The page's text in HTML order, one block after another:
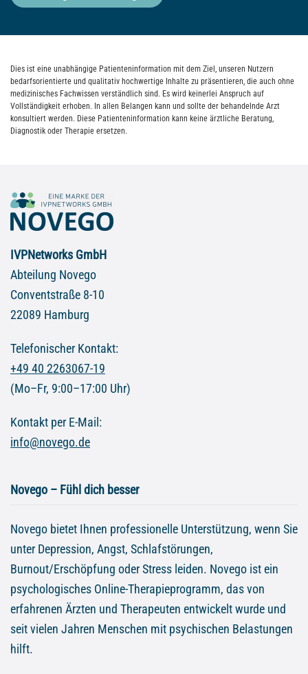
Dies ist eine unabhängige Patienteninformation mit dem Ziel, unseren Nutzern
bedarfsorientierte und qualitativ hochwertige Inhalte zu präsentieren, die auch ohne
medizinisches Fachwissen verständlich sind. Es wird keinerlei Anspruch auf
Vollständigkeit erhoben. In allen Belangen kann und sollte der behandelnde Arzt
konsultiert werden. Diese Patienteninformation kann keine ärztliche Beratung,
Diagnostik oder Therapie ersetzen.
IVPNetworks GmbH
Abteilung Novego
Conventstraße 8-10
22089 Hamburg
Telefonischer Kontakt:
+49 40 2263067-19
(Mo–Fr, 9:00–17:00 Uhr)
Kontakt per E-Mail:
info@novego.de
Novego – Fühl dich besser
Novego bietet Ihnen professionelle Unterstützung, wenn Sie
unter Depression, Angst, Schlafstörungen,
Burnout/Erschöpfung oder Stress leiden. Novego ist ein
psychologisches Online-Therapieprogramm, das von
erfahrenen Ärzten und Therapeuten entwickelt wurde und
seit vielen Jahren Menschen mit psychischen Belastungen
hilft.